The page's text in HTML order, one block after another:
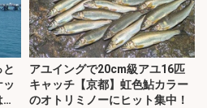
ッ
アユイングで20cm級アユ16匹
キャッチ【京都】虹色鮎カラー
のオトリミノーにヒット集中！